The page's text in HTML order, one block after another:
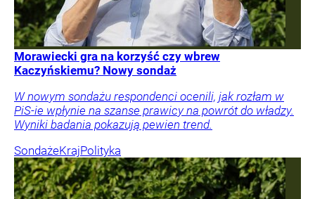
Morawiecki gra na korzyść czy wbrew
Kaczyńskiemu? Nowy sondaż
W nowym sondażu respondenci ocenili, jak rozłam w
PiS-ie wpłynie na szanse prawicy na powrót do władzy.
Wyniki badania pokazują pewien trend.
SondażeKrajPolityka